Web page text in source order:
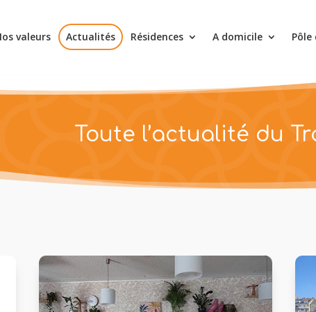
valeurs Actualités Résidences A domicile Pôle
Toute l’actualité du